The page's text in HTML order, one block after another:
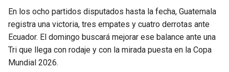
En los ocho partidos disputados hasta la fecha, Guatemala
registra una victoria, tres empates y cuatro derrotas ante
Ecuador. El domingo buscará mejorar ese balance ante una
Tri que llega con rodaje y con la mirada puesta en la Copa
Mundial 2026.